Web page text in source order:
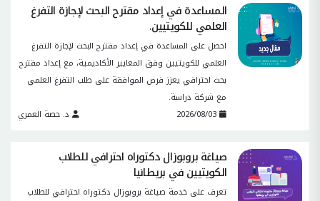
المساعدة في إعداد مقترح البحث لإجازة التفرغ
العلمي للكويتيين.
احصل على المساعدة في إعداد مقترح البحث لإجازة التفرغ
العلمي للكويتيين وفق المعايير الأكاديمية، مع إعداد مقترح
بحث احترافي يعزز فرص الموافقة على طلب التفرغ العلمي
مع شركة دراسة.
د. حصة العمري
صياغة بروبوزال دكتوراه احترافي للطلاب
الكويتيين في بريطانيا
تعرف على خدمة صياغة بروبوزال دكتوراه احترافي للطلاب